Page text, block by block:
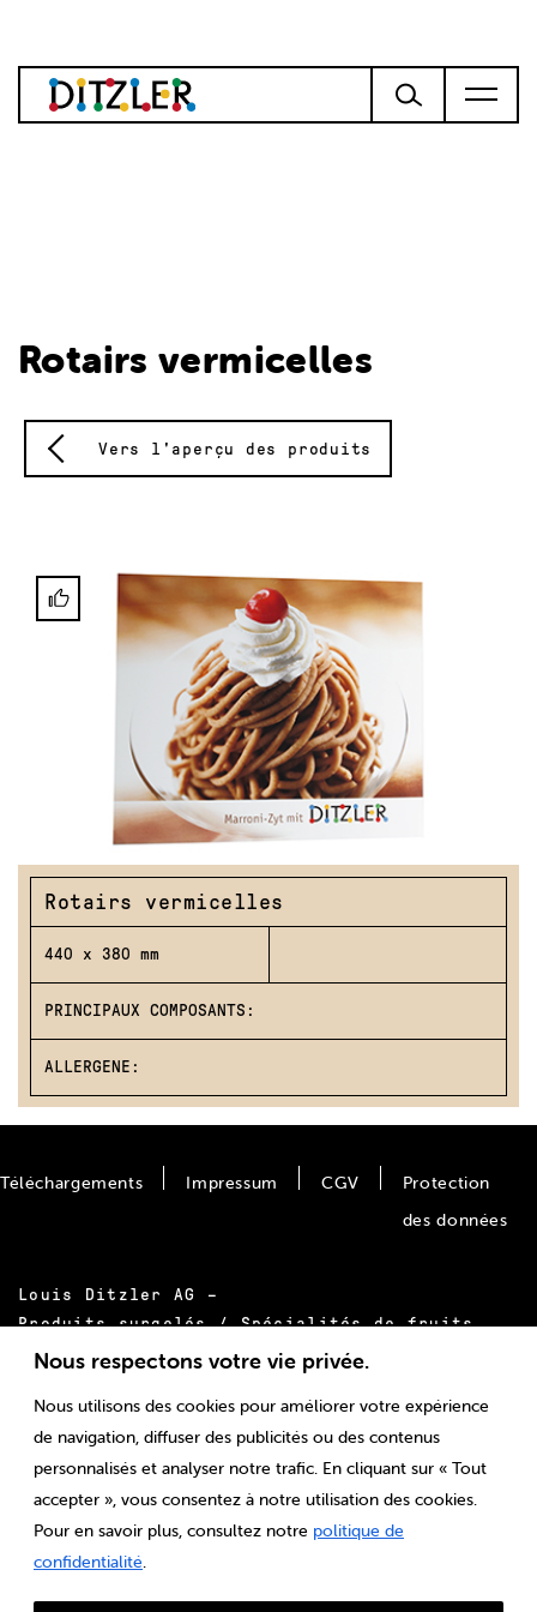
Nous respectons votre vie privée.
Nous utilisons des cookies pour améliorer votre expérience
de navigation, diffuser des publicités ou des contenus
personnalisés et analyser notre trafic. En cliquant sur « Tout
accepter », vous consentez à notre utilisation des cookies.
Pour en savoir plus, consultez notre politique de
confidentialité
Rotairs vermicelles
Vers l'aperçu des produits
Rotairs vermicelles
440 x 380 mm
PRINCIPAUX COMPOSANTS:
ALLERGENE:
Louis Ditzler AG –
Produits surgelés / Spécialités de fruits
Bäumlimattstrasse 20
Tél.:+41 61 855 55 00
E-mail:info@ditzler.ch
Téléchargements Impressum CGV
Protection
des données